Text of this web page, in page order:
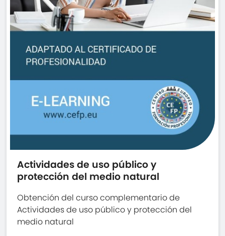
Actividades de uso público y
protección del medio natural
Obtención del curso complementario de
Actividades de uso público y protección del
medio natural